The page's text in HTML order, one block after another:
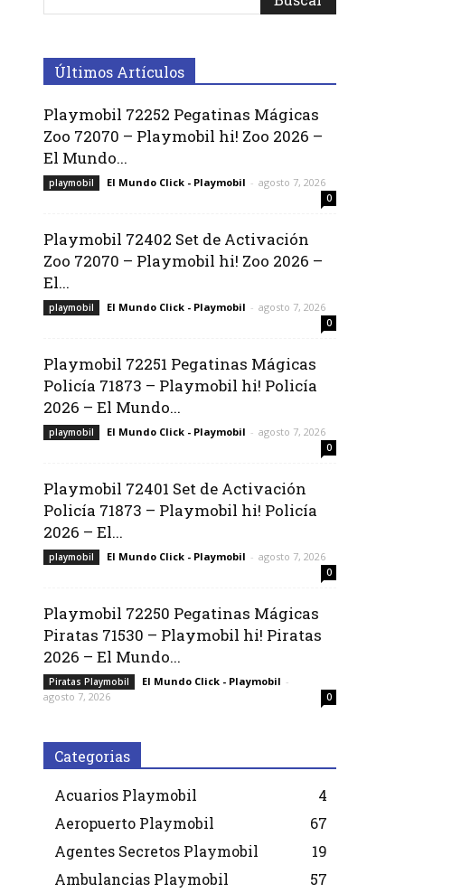
Últimos Artículos
Playmobil 72252 Pegatinas Mágicas
Zoo 72070 – Playmobil hi! Zoo 2026 –
El Mundo...
playmobil El Mundo Click - Playmobil - agosto 7, 2026
0
Playmobil 72402 Set de Activación
Zoo 72070 – Playmobil hi! Zoo 2026 –
El...
playmobil El Mundo Click - Playmobil - agosto 7, 2026
0
Playmobil 72251 Pegatinas Mágicas
Policía 71873 – Playmobil hi! Policía
2026 – El Mundo...
playmobil El Mundo Click - Playmobil - agosto 7, 2026
0
Playmobil 72401 Set de Activación
Policía 71873 – Playmobil hi! Policía
2026 – El...
playmobil El Mundo Click - Playmobil - agosto 7, 2026
0
Playmobil 72250 Pegatinas Mágicas
Piratas 71530 – Playmobil hi! Piratas
2026 – El Mundo...
Piratas Playmobil El Mundo Click - Playmobil -
agosto 7, 2026
0
Categorias
Acuarios Playmobil
4
Aeropuerto Playmobil
67
Agentes Secretos Playmobil
19
Ambulancias Playmobil
57